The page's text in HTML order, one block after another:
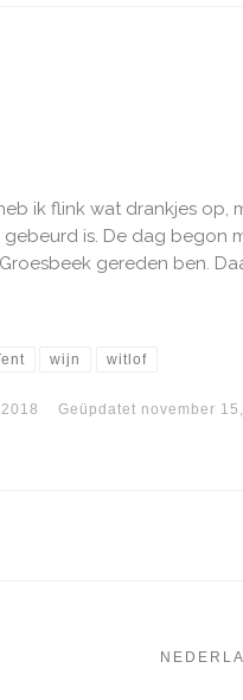
ik flink wat drankjes op,
is. De dag begon
gereden ben.
wijn witlof
Geüpdatet november